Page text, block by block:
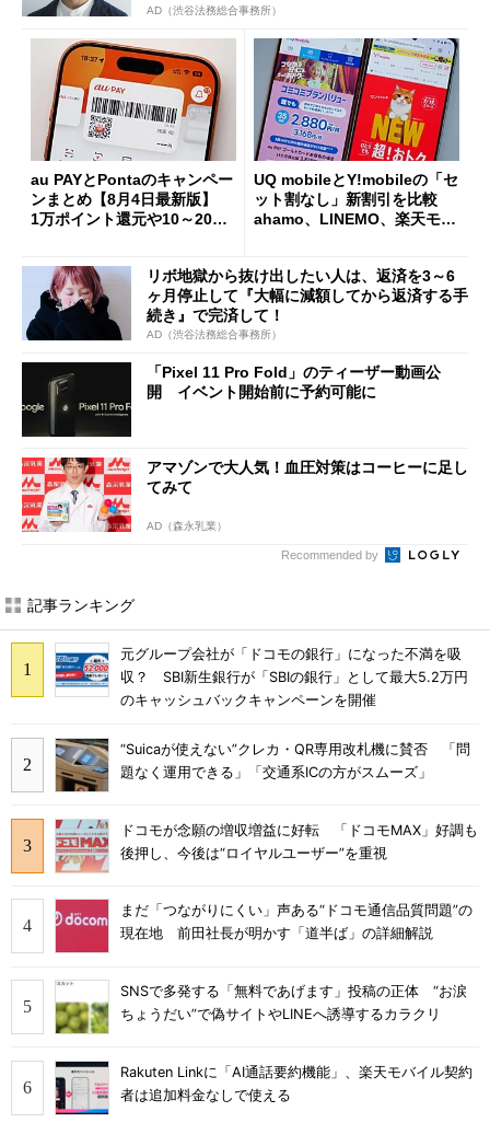
AD（渋谷法務総合事務所）
au PAYとPontaのキャンペー
ンまとめ【8月4日最新版】
1万ポイント還元や10～20％
UQ mobileとY!mobileの「セ
ット割なし」新割引を比較
ahamo、LINEMO、楽天モバ
リボ地獄から抜け出したい人は、返済を3～6
ヶ月停止して『大幅に減額してから返済する手
続き』で完済して！
AD（渋谷法務総合事務所）
「Pixel 11 Pro Fold」のティーザー動画公
開 イベント開始前に予約可能に
アマゾンで大人気！血圧対策はコーヒーに足し
てみて
AD（森永乳業）
Recommended by
記事ランキング
元グループ会社が「ドコモの銀行」になった不満を吸
収？ SBI新生銀行が「SBIの銀行」として最大5.2万円
のキャッシュバックキャンペーンを開催
“Suicaが使えない”クレカ・QR専用改札機に賛否 「問
題なく運用できる」「交通系ICの方がスムーズ」
ドコモが念願の増収増益に好転 「ドコモMAX」好調も
後押し、今後は“ロイヤルユーザー”を重視
まだ「つながりにくい」声ある“ドコモ通信品質問題”の
現在地 前田社長が明かす「道半ば」の詳細解説
SNSで多発する「無料であげます」投稿の正体 “お涙
ちょうだい”で偽サイトやLINEへ誘導するカラクリ
Rakuten Linkに「AI通話要約機能」、楽天モバイル契約
者は追加料金なしで使える